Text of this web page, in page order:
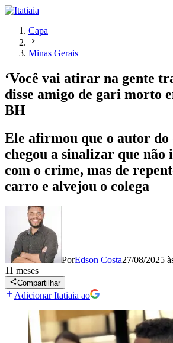
Capa
Minas Gerais
‘Você vai atirar na gente
disse amigo de gari morto
BH
Ele afirmou que o autor do
chegou a sinalizar que
com o crime, mas de
carro e alvejou o colega
PorEdson Costa27/08/2025
11 meses
Compartilhar
Adicionar Itatiaia ao